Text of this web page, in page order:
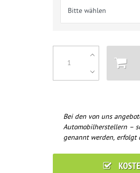
Bei den von uns
Automobilherstellern –
genannt werden,